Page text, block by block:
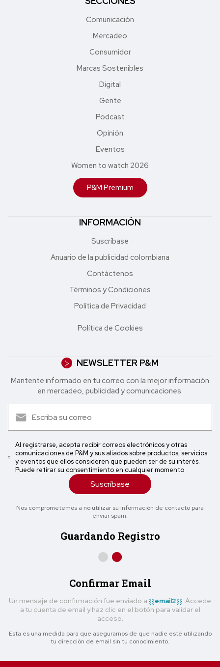
Comunicación
Mercadeo
Consumidor
Marcas Sostenibles
Digital
Gente
Podcast
Opinión
Eventos
Women to watch 2026
P&M Premium
INFORMACIÓN
Suscríbase
Anuario de la publicidad colombiana
Contáctenos
Términos y Condiciones
Política de Privacidad
Política de Cookies
NEWSLETTER P&M
Mantente informado en tu correo con la mejor in formación
en mercadeo, publicidad y comunicaciones.
Al registrarse, acepta recibir correos electrónicos y otras
comunicaciones de P&M y sus aliados sobre productos, servicios
y eventos que ellos consideren que pueden ser de su interés.
Puede retirar su consentimiento en cualquier momento
Suscríbase
Nos comprometemos a no utilizar su información de contacto para
enviar spam.
Guardando Registro
Confirmar Email
Un mensaje de confirmación fue enviado a {{email2}} . Accede
a tu cuenta de email y haz clic en el botón para validar el
acceso.
Esta es una medida para que asegurarnos de que nadie esté utilizando
tu dirección de email sin tu conocimiento.